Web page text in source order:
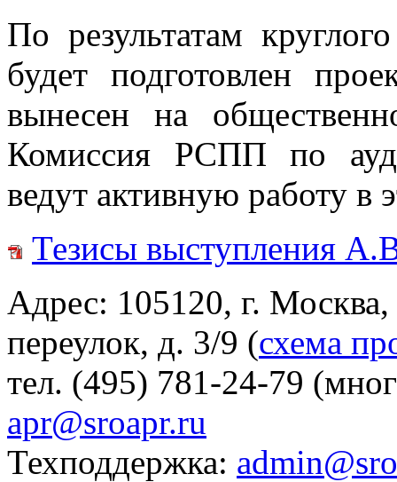
По результатам
будет подготовлен
вынесен на
Комиссия РСПП по
ведут активную работу в
Тезисы выступления
Адрес: 105120, г.
переулок, д. 3/9 (схема
тел. (495) 781-24-79
apr@sroapr.ru
Техподдержка: